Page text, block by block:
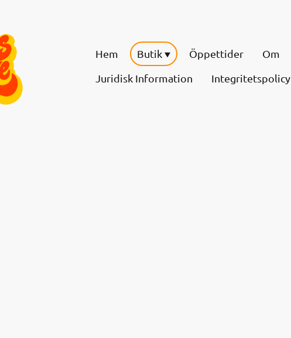
Hem Butik Öppettider Om
Juridisk Information
Integritetspolicy